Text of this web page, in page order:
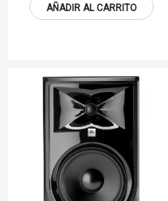
AÑADIR AL CARRITO